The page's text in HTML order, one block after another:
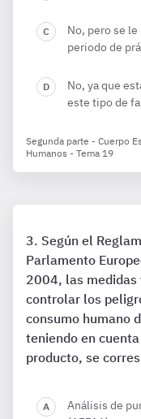
No, pero se
periodo de
No, ya que
este tipo de
Segunda parte - Cuerpo
Humanos - Tema 19
Según el
Parlamento
2004, las medidas
controlar los
consumo humano
teniendo en
producto, se
Análisis de